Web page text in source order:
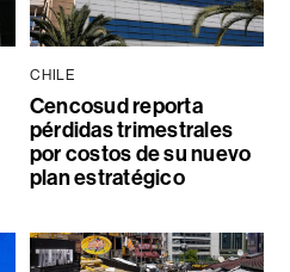
CHILE
Cencosud reporta
pérdidas trimestrales
por costos de su nuevo
plan estratégico